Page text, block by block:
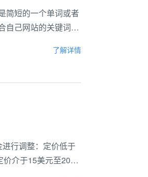
简短的一个单词或者
自己网站的关键词非
了解详情
行调整：定价低于
介于15美元至20美